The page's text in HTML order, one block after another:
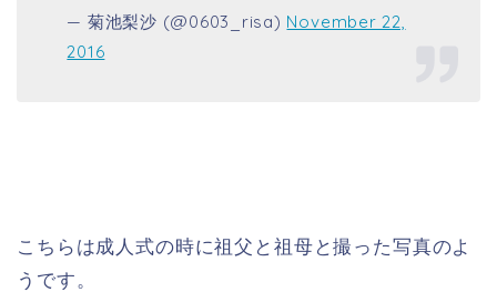
— 菊池梨沙 (@0603_risa) November 22,
2016
こちらは成人式の時に祖父と祖母と撮った写真のよ
うです。